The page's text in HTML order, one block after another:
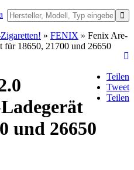
» FENIX » Fenix Are-
18650, 21700 und 26650
Teilen
Tweet
Teilen
und 26650